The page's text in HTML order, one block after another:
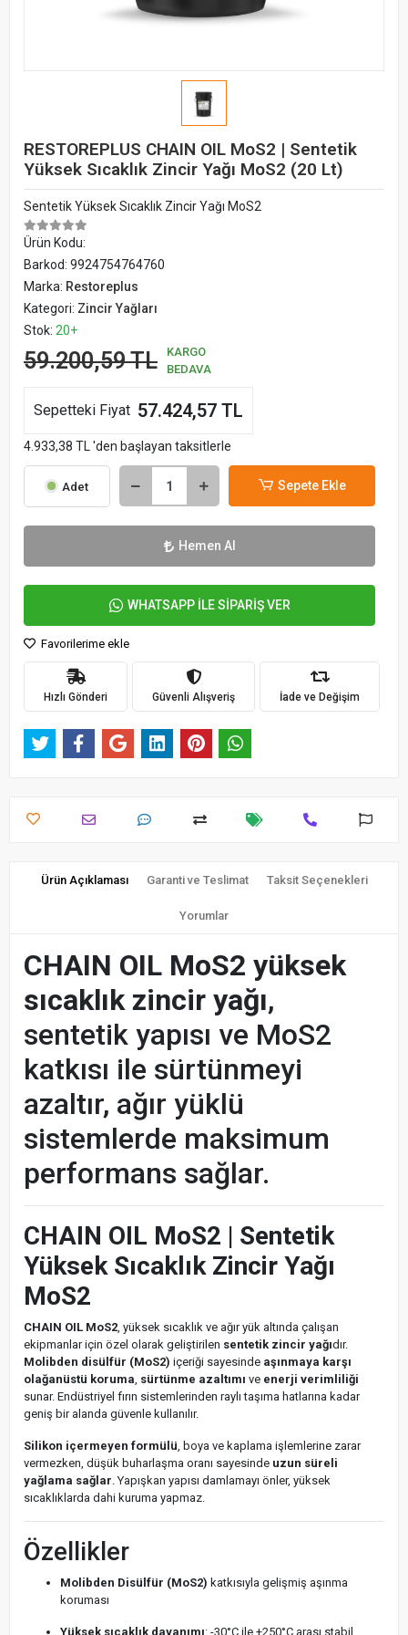
RESTOREPLUS CHAIN OIL MoS2 | Sentetik
Yüksek Sıcaklık Zincir Yağı MoS2 (20 Lt)
Sentetik Yüksek Sıcaklık Zincir Yağı MoS2
Ürün Kodu:
Barkod: 9924754764760
Marka: Restoreplus
Kategori: Zincir Yağları
Stok: 20+
59.200,59 TL
KARGO
BEDAVA
Sepetteki Fiyat 57.424,57 TL
4.933,38 TL 'den başlayan taksitlerle
Adet Sepete Ekle
Hemen Al
WHATSAPP İLE SİPARİŞ VER
Favorilerime ekle
Hızlı Gönderi Güvenli Alışveriş İade ve Değişim
Ürün Açıklaması Garanti ve Teslimat Taksit Seçenekleri
Yorumlar
CHAIN OIL MoS2 yüksek
sıcaklık zincir yağı,
sentetik yapısı ve MoS2
katkısı ile sürtünmeyi
azaltır, ağır yüklü
sistemlerde maksimum
performans sağlar.
CHAIN OIL MoS2 | Sentetik
Yüksek Sıcaklık Zincir Yağı
MoS2
CHAIN OIL MoS2, yüksek sıcaklık ve ağır yük altında çalışan
ekipmanlar için özel olarak geliştirilen sentetik zincir yağıdır.
Molibden disülfür (MoS2) içeriği sayesinde aşınmaya karşı
olağanüstü koruma, sürtünme azaltımı ve enerji verimliliği
sunar. Endüstriyel fırın sistemlerinden raylı taşıma hatlarına kadar
geniş bir alanda güvenle kullanılır.
Silikon içermeyen formülü, boya ve kaplama işlemlerine zarar
vermezken, düşük buharlaşma oranı sayesinde uzun süreli
yağlama sağlar. Yapışkan yapısı damlamayı önler, yüksek
sıcaklıklarda dahi kuruma yapmaz.
Özellikler
Molibden Disülfür (MoS2) katkısıyla gelişmiş aşınma
koruması
Yüksek sıcaklık dayanımı: -30°C ile +250°C arası stabil